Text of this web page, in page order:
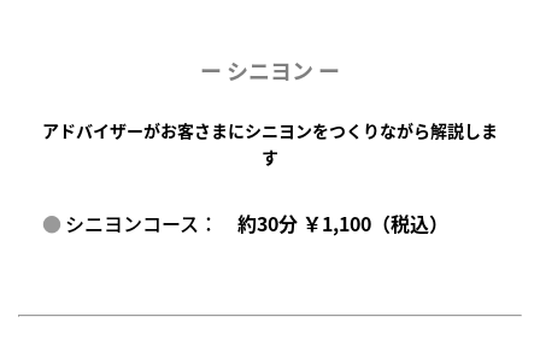
ー シニヨン ー
アドバイザーがお客さまにシニヨンをつくりながら解説しま
す
シニヨンコース：約30分 ￥1,100（税込）